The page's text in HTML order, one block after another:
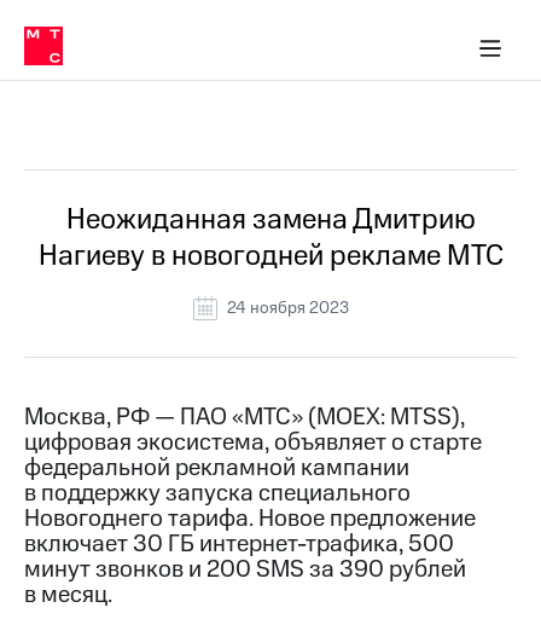
Медиа-центр
и акционерам
Устойчивое развитие
Комплаенс и деловая этика
компании
Карьера
История
компании
Руководство
Контакты
Медиа-центр
Пресс-
релизы
МТС
о технологиях
в МТС
Пресс-
релизы
о технологиях
Неожиданная замена Дмитрию
Нагиеву в новогодней рекламе МТС
24 ноября 2023
Москва, РФ — ПАО «МТС» (MOEX: MTSS),
цифровая экосистема, объявляет о старте
федеральной рекламной кампании
в поддержку запуска специального
Новогоднего тарифа. Новое предложение
включает 30 ГБ интернет-трафика, 500
минут звонков и 200 SMS за 390 рублей
в месяц.